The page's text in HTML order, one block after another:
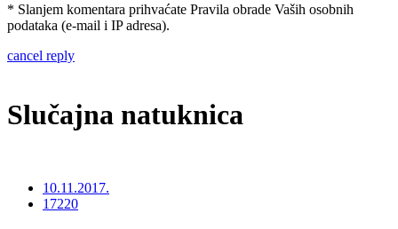
* Slanjem komentara prihvaćate Pravila obrade Vaših osobnih
podataka (e-mail i IP adresa).
cancel reply
Slučajna natuknica
10.11.2017.
17220